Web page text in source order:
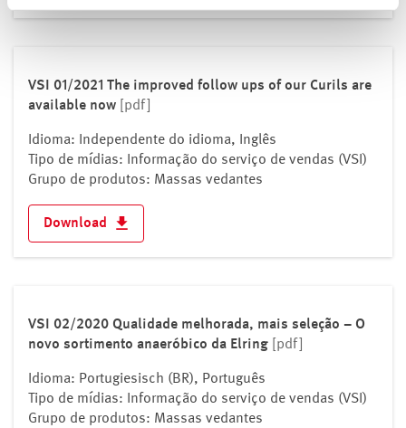
VSI 01/2021 The improved follow ups of our Curils are
available now
[pdf]
Idioma: Independente do idioma, Inglês
Tipo de mídias: Informação do serviço de vendas (VSI)
Grupo de produtos: Massas vedantes
Download
VSI 02/2020 Qualidade melhorada, mais seleção – O
novo sortimento anaeróbico da Elring
[pdf]
Idioma: Portugiesisch (BR), Português
Tipo de mídias: Informação do serviço de vendas (VSI)
Grupo de produtos: Massas vedantes